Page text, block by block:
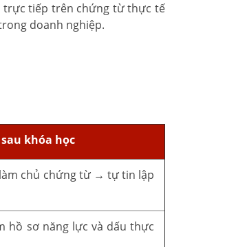
trực tiếp trên chứng từ thực tế
doanh nghiệp.
khóa học
chủ chứng từ → tự tin lập
hồ sơ năng lực và dấu thực